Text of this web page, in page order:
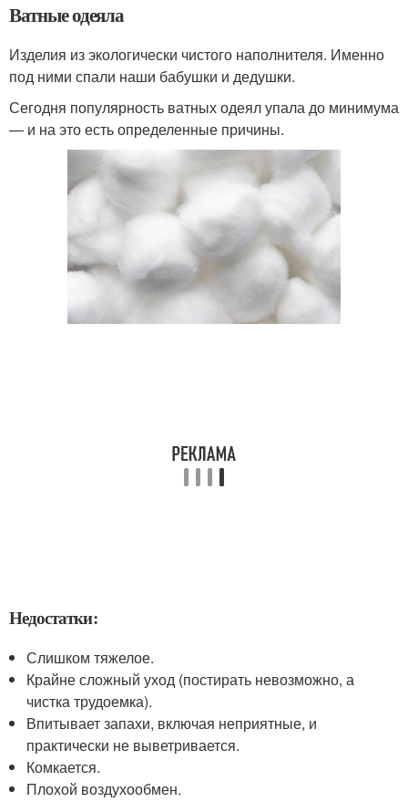
Ватные одеяла
Изделия из экологически чистого наполнителя. Именно
под ними спали наши бабушки и дедушки.
Сегодня популярность ватных одеял упала до минимума
— и на это есть определенные причины.
Недостатки:
Слишком тяжелое.
Крайне сложный уход (постирать невозможно, а
чистка трудоемка).
Впитывает запахи, включая неприятные, и
практически не выветривается.
Комкается.
Плохой воздухообмен.